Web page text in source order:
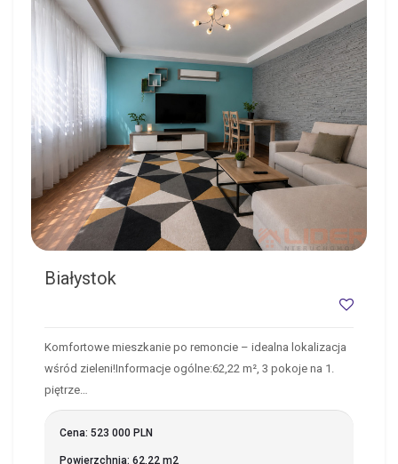
BIAŁYSTOK
Białystok
Komfortowe mieszkanie po remoncie – idealna lokalizacja
wśród zieleni!Informacje ogólne:62,22 m², 3 pokoje na 1.
piętrze…
Cena: 523 000 PLN
Powierzchnia: 62,22 m2